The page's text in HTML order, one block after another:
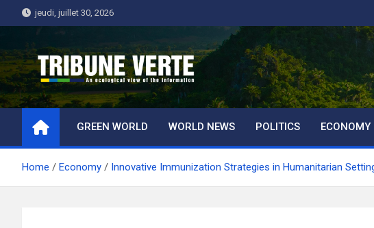
to
jeudi, juillet 30, 2026
Tribune Verte
Un regard écologique de l'information
GREEN WORLD WORLD NEWS POLITICS ECONOMY
Home Economy Innovative Immunization Strategies in Humanitarian